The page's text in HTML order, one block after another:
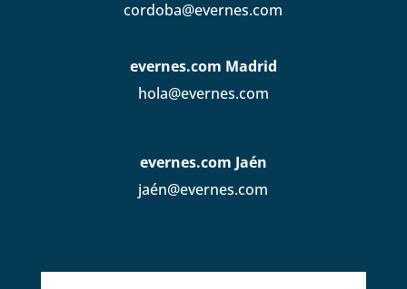
cordoba@evernes.com
evernes.com Madrid
hola@evernes.com
evernes.com Jaén
jaén@evernes.com